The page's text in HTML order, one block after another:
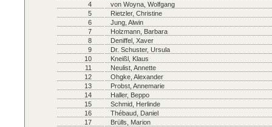
4
von Woyna, Wolfgang
5
Rietzler, Christine
6
Jung, Alwin
7
Holzmann, Barbara
8
Deniffel, Xaver
9
Dr. Schuster, Ursula
10
Kneißl, Klaus
11
Neulist, Annette
12
Ohgke, Alexander
13
Probst, Annemarie
14
Haller, Beppo
15
Schmid, Herlinde
16
Thébaud, Daniel
17
Brülls, Marion